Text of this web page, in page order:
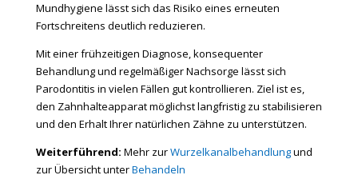
Mundhygiene lässt sich das Risiko eines erneuten
Fortschreitens deutlich reduzieren.
Mit einer frühzeitigen Diagnose, konsequenter
Behandlung und regelmäßiger Nachsorge lässt sich
Parodontitis in vielen Fällen gut kontrollieren. Ziel ist es,
den Zahnhalteapparat möglichst langfristig zu stabilisieren
und den Erhalt Ihrer natürlichen Zähne zu unterstützen.
Weiterführend: Mehr zurWurzelkanalbehandlungund
zur Übersicht unterBehandeln